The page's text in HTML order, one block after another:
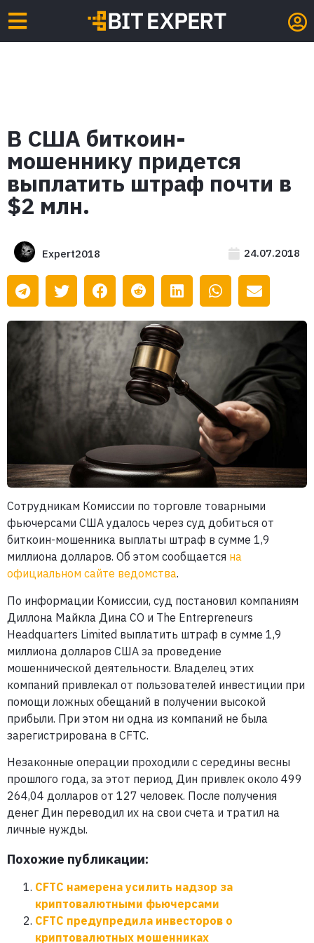
В США биткоин-
мошеннику придется
выплатить штраф почти в
$2 млн.
Expert2018 24.07.2018
Сотрудникам Комиссии по торговле товарными
фьючерсами США удалось через суд добиться от
биткоин-мошенника выплаты штраф в сумме 1,9
миллиона долларов. Об этом сообщается на
официальном сайте ведомства.
По информации Комиссии, суд постановил компаниям
Диллона Майкла Дина CO и The Entrepreneurs
Headquarters Limited выплатить штраф в сумме 1,9
миллиона долларов США за проведение
мошеннической деятельности. Владелец этих
компаний привлекал от пользователей инвестиции при
помощи ложных обещаний в получении высокой
прибыли. При этом ни одна из компаний не была
зарегистрирована в CFTC.
Незаконные операции проходили с середины весны
прошлого года, за этот период Дин привлек около 499
264,04 долларов от 127 человек. После получения
денег Дин переводил их на свои счета и тратил на
личные нужды.
Похожие публикации:
CFTC намерена усилить надзор за
криптовалютными фьючерсами
CFTC предупредила инвесторов о
криптовалютных мошенниках